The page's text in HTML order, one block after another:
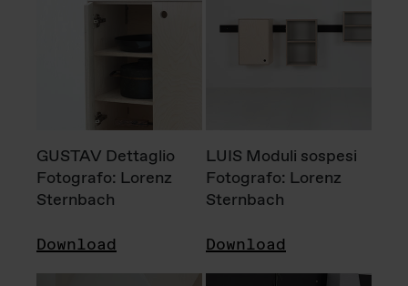
GUSTAV Dettaglio
Fotografo: Lorenz
Sternbach
Download
LUIS Moduli sospesi
Fotografo: Lorenz
Sternbach
Download